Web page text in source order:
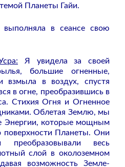
Планеты Гайи.
в сеансе свою
Я увидела за своей
большие огненные,
взмыла в воздух, спустя
в огне, преобразившись в
Стихия Огня и Огненное
Облетая Землю, мы
Энергии, которые мощным
поверхности Планеты. Они
преобразовывали весь
слой в околоземном
возможность Земле-